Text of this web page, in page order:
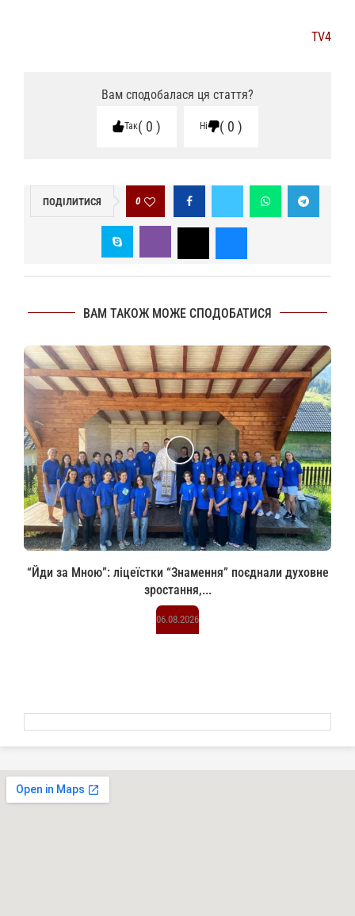
TV4
Вам сподобалася ця стаття?
Так 0 Ні 0
ПОДІЛИТИСЯ 0
ВАМ ТАКОЖ МОЖЕ СПОДОБАТИСЯ
“Йди за Мною”: ліцеїстки “Знамення” поєднали духовне
зростання,...
06.08.2026